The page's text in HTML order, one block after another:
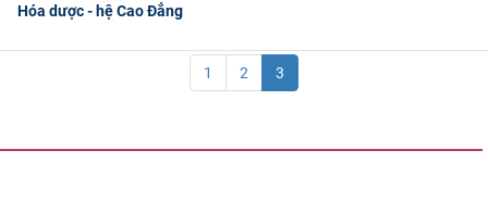
ĐẢM BẢO CHẤT LƯỢNG
KHOA HỌC CÔNG NGHỆ
HTQT
Hóa dược - hệ Cao Đẳng
1 2 3